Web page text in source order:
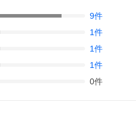
9件
1件
1件
1件
0件